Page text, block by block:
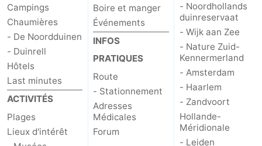
Campings
Chaumières
- De Noordduinen
- Duinrell
Hôtels
Last minutes
ACTIVITÉS
Plages
Lieux d'intérêt
Boire et manger
Événements
INFOS
PRATIQUES
Route
- Stationnement
Adresses
Médicales
Forum
- Noordhollands
duinreservaat
- Wijk aan Zee
- Nature Zuid-
Kennermerland
- Amsterdam
- Haarlem
- Zandvoort
Hollande-
Méridionale
- Leiden